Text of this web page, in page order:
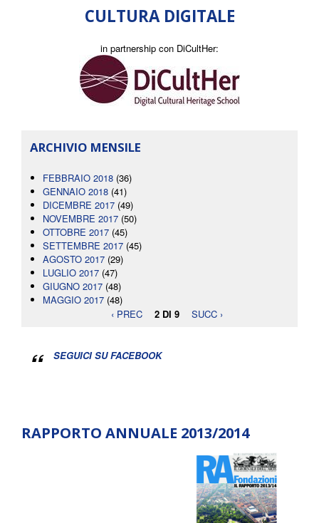
CULTURA DIGITALE
in partnership con DiCultHer:
ARCHIVIO MENSILE
FEBBRAIO 2018 (36)
GENNAIO 2018 (41)
DICEMBRE 2017 (49)
NOVEMBRE 2017 (50)
OTTOBRE 2017 (45)
SETTEMBRE 2017 (45)
AGOSTO 2017 (29)
LUGLIO 2017 (47)
GIUGNO 2017 (48)
MAGGIO 2017 (48)
‹ PREC
2 DI 9 SUCC ›
SEGUICI SU FACEBOOK
RAPPORTO ANNUALE 2013/2014